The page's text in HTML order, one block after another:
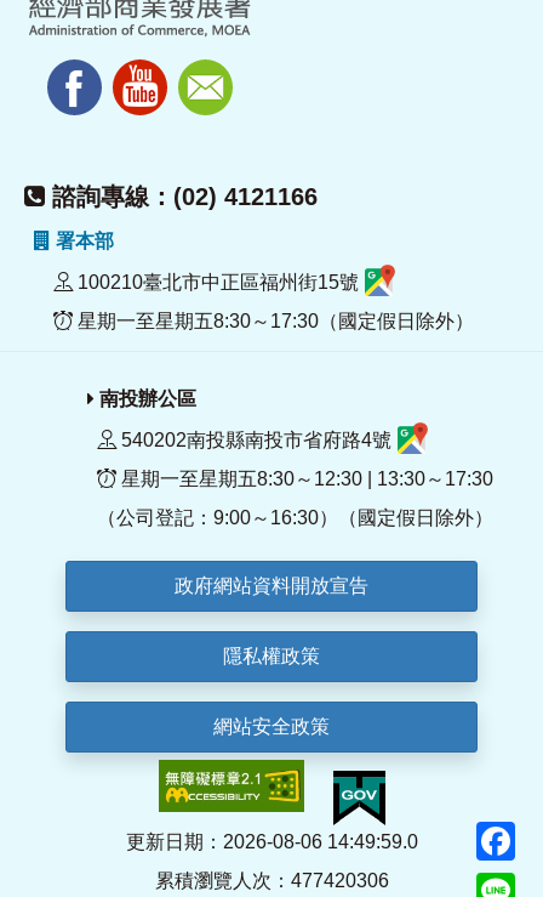
諮詢專線：(02) 4121166
署本部
100210臺北市中正區福州街15號
星期一至星期五8:30～17:30（國定假日除外）
南投辦公區
540202南投縣南投市省府路4號
星期一至星期五8:30～12:30 | 13:30～17:30
（公司登記：9:00～16:30）（國定假日除外）
政府網站資料開放宣告
隱私權政策
網站安全政策
更新日期：2026-08-06 14:49:59.0
累積瀏覽人次：477420306